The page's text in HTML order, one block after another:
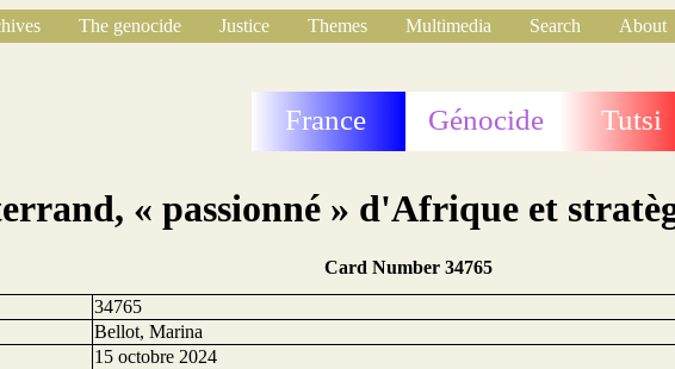
The genocide Justice Themes Multimedia Search
About
France Génocide Tutsi
« passionné » d'Afrique et
Card Number 34765
34765
Bellot, Marina
15 octobre 2024